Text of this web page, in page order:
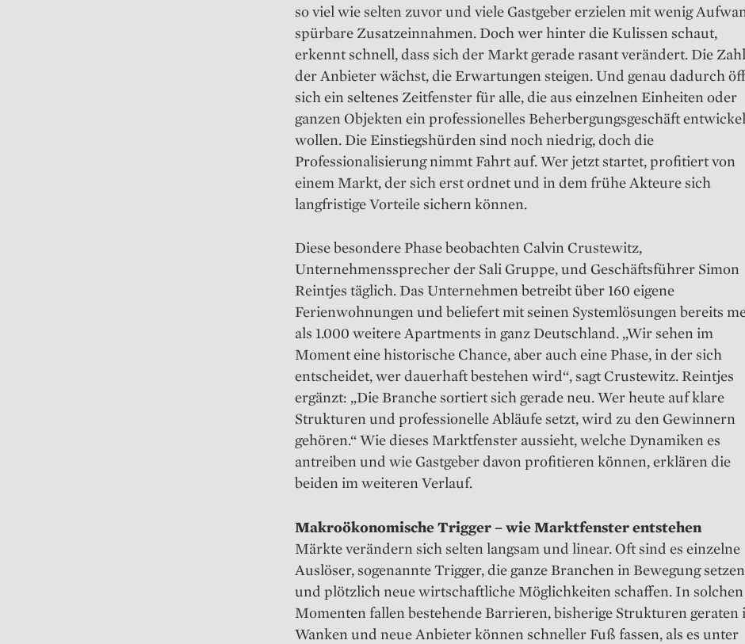
so viel wie selten zuvor und viele Gastgeber erzielen mit wenig
spürbare Zusatzeinnahmen. Doch wer hinter die Kulissen schaut,
erkennt schnell, dass sich der Markt gerade rasant verändert. Die Zahl
der Anbieter wächst, die Erwartungen steigen. Und genau dadurch
sich ein seltenes Zeitfenster für alle, die aus einzelnen Einheiten oder
ganzen Objekten ein professionelles Beherbergungsgeschäft
wollen. Die Einstiegshürden sind noch niedrig, doch die
Professionalisierung nimmt Fahrt auf. Wer jetzt startet, profitiert von
einem Markt, der sich erst ordnet und in dem frühe Akteure sich
langfristige Vorteile sichern können.
Diese besondere Phase beobachten Calvin Crustewitz,
Unternehmenssprecher der Sali Gruppe, und Geschäftsführer Simon
Reintjes täglich. Das Unternehmen betreibt über 160 eigene
Ferienwohnungen und beliefert mit seinen Systemlösungen bereits
als 1.000 weitere Apartments in ganz Deutschland. „Wir sehen im
Moment eine historische Chance, aber auch eine Phase, in der sich
entscheidet, wer dauerhaft bestehen wird“, sagt Crustewitz. Reintjes
ergänzt: „Die Branche sortiert sich gerade neu. Wer heute auf klare
Strukturen und professionelle Abläufe setzt, wird zu den Gewinnern
gehören.“ Wie dieses Marktfenster aussieht, welche Dynamiken es
antreiben und wie Gastgeber davon profitieren können, erklären die
beiden im weiteren Verlauf.
Makroökonomische Trigger – wie Marktfenster entstehen
Märkte verändern sich selten langsam und linear. Oft sind es einzelne
Auslöser, sogenannte Trigger, die ganze Branchen in Bewegung setzen
und plötzlich neue wirtschaftliche Möglichkeiten schaffen. In solchen
Momenten fallen bestehende Barrieren, bisherige Strukturen geraten
Wanken und neue Anbieter können schneller Fuß fassen, als es unter